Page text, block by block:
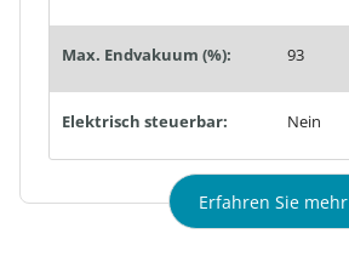
Max. Endvakuum (%): 93
Elektrisch steuerbar: Nein
Erfahren Sie mehr